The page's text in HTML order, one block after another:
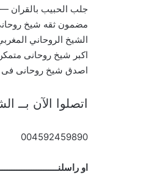
جلب الحبيب
مضمون ثقه شيخ
الشيخ الروحاني
اكبر شيخ روحانى
اصدق شيخ روحانى فى
اتصلوا الآن بــ
004592459890
او